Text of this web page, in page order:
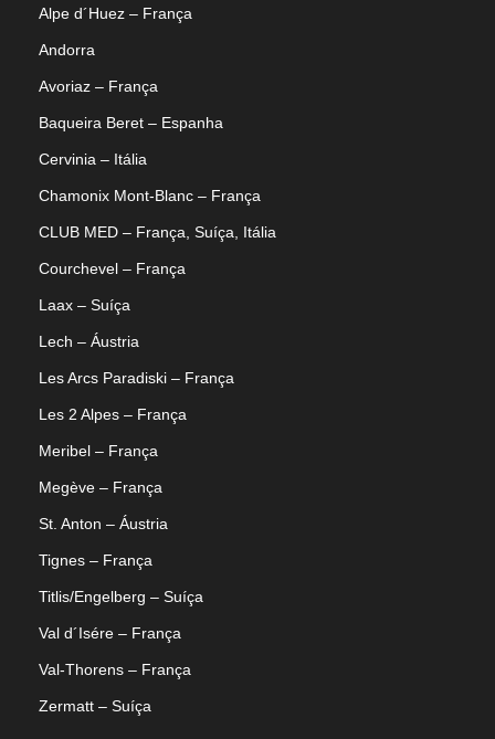
Alpe d´Huez – França
Andorra
Avoriaz – França
Baqueira Beret – Espanha
Cervinia – Itália
Chamonix Mont-Blanc – França
CLUB MED – França, Suíça, Itália
Courchevel – França
Laax – Suíça
Lech – Áustria
Les Arcs Paradiski – França
Les 2 Alpes – França
Meribel – França
Megève – França
St. Anton – Áustria
Tignes – França
Titlis/Engelberg – Suíça
Val d´Isére – França
Val-Thorens – França
Zermatt – Suíça